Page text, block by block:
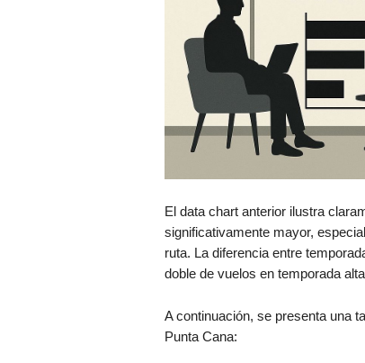
El data chart anterior ilustra
significativamente mayor,
ruta. La diferencia entre
doble de vuelos en temporada
A continuación, se presenta una
Punta Cana: